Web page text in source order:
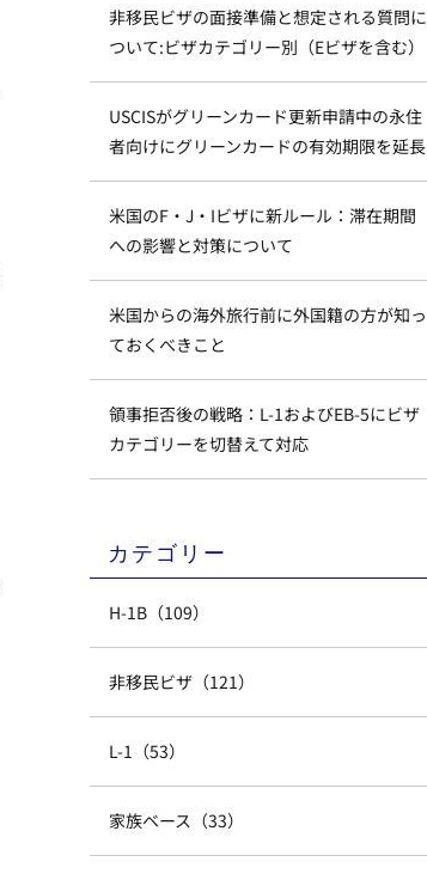
非移民ビザの面接準備と想定される質問に
ついて:ビザカテゴリー別（Eビザを含む）
USCISがグリーンカード更新申請中の永住
者向けにグリーンカードの有効期限を延長
米国のF・J・Iビザに新ルール：滞在期間
への影響と対策について
米国からの海外旅行前に外国籍の方が知っ
ておくべきこと
領事拒否後の戦略：L-1およびEB-5にビザ
カテゴリーを切替えて対応
カテゴリー
H-1B（109）
非移民ビザ（121）
L-1（53）
家族ベース（33）